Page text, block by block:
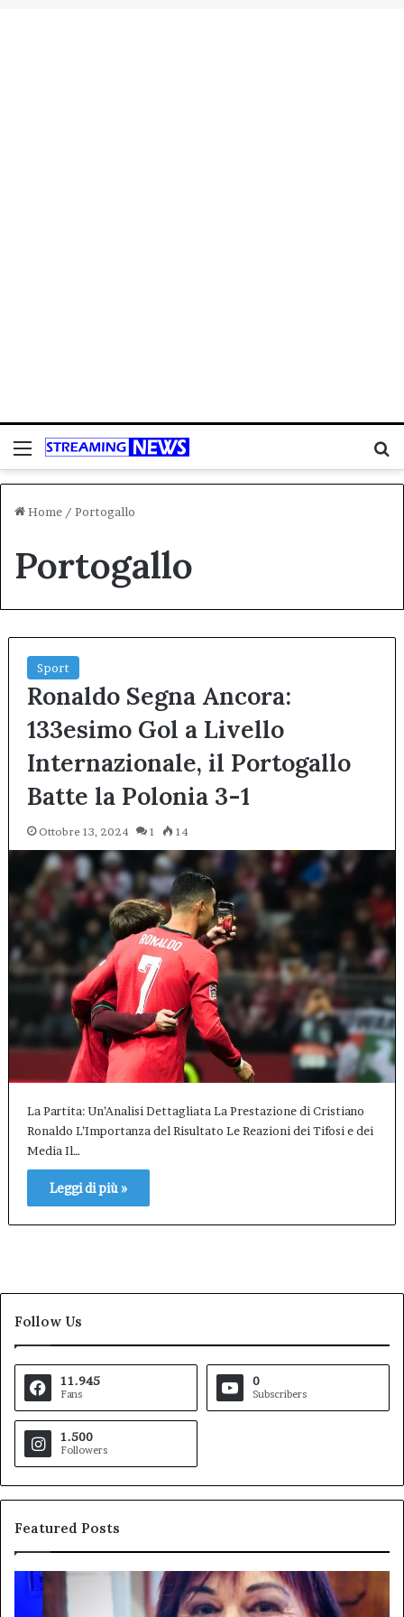
Menu
Home / Portogallo
Portogallo
Sport
Ronaldo Segna Ancora:
133esimo Gol a Livello
Internazionale, il Portogallo
Batte la Polonia 3-1
Ottobre 13, 2024 1 14
La Partita: Un’Analisi Dettagliata La Prestazione di Cristiano
Ronaldo L’Importanza del Risultato Le Reazioni dei Tifosi e dei
Media Il…
Leggi di più »
Follow Us
11.945
Fans
0
Subscribers
1.500
Followers
Featured Posts
Pezzopane